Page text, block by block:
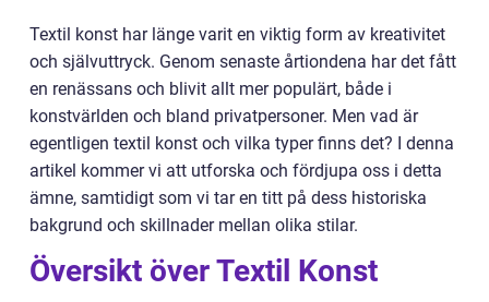
Textil konst har länge varit en viktig form av kreativitet
och självuttryck. Genom senaste årtiondena har det fått
en renässans och blivit allt mer populärt, både i
konstvärlden och bland privatpersoner. Men vad är
egentligen textil konst och vilka typer finns det? I denna
artikel kommer vi att utforska och fördjupa oss i detta
ämne, samtidigt som vi tar en titt på dess historiska
bakgrund och skillnader mellan olika stilar.
Översikt över Textil Konst